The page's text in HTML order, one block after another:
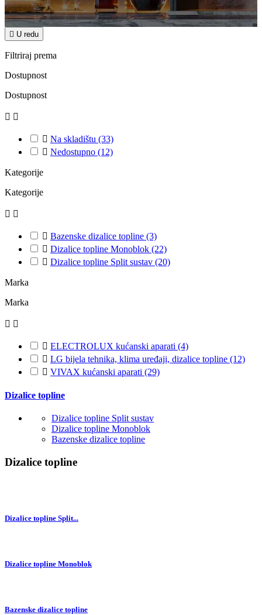
 U redu
Filtriraj prema
Dostupnost
Dostupnost
 
 Na skladištu (33)
 Nedostupno (12)
Kategorije
Kategorije
 
 Bazenske dizalice topline (3)
 Dizalice topline Monoblok (22)
 Dizalice topline Split sustav (20)
Marka
Marka
 
 ELECTROLUX kućanski aparati (4)
 LG bijela tehnika, klima uređaji, dizalice topline (12)
 VIVAX kućanski aparati (29)
Dizalice topline
Dizalice topline Split sustav
Dizalice topline Monoblok
Bazenske dizalice topline
Dizalice topline
Dizalice topline Split...
Dizalice topline Monoblok
Bazenske dizalice topline